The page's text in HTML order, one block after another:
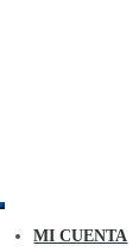
MI CUENTA